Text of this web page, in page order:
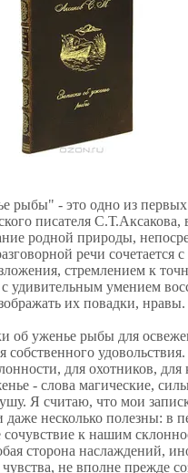
рыбы" - это одно из первых
писателя С.Т.Аксакова,
родной природы,
речи сочетается
стремлением к
удивительным умением
их повадки, нравы.
об уженье рыбы для
собственного
для охотников, для
- слова магические,
Я считаю, что мои
несколько полезны: в
сочувствие к нашим
сторона наслаждений,
не вполне прежде